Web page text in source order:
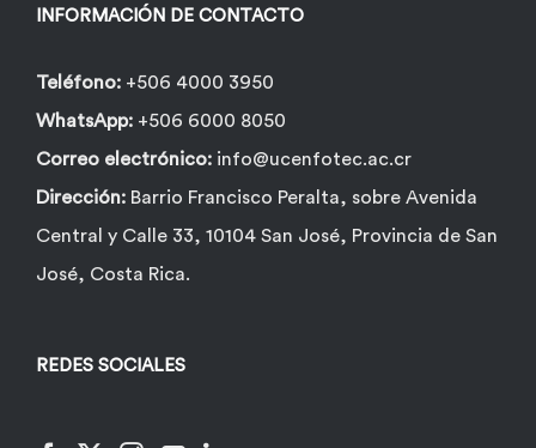
de
producto
INFORMACIÓN DE CONTACTO
Teléfono: +506 4000 3950
WhatsApp: +506 6000 8050
Correo electrónico: info@ucenfotec.ac.cr
Dirección: Barrio Francisco Peralta, sobre Avenida
Central y Calle 33, 10104 San José, Provincia de San
José, Costa Rica.
REDES SOCIALES